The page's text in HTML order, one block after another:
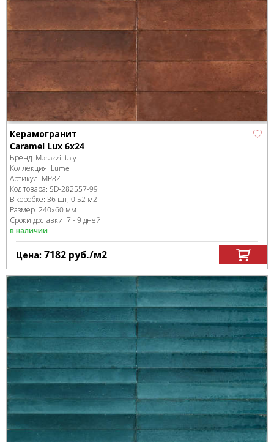
Керамогранит
Caramel Lux 6x24
Бренд: Marazzi Italy
Коллекция: Lume
Артикул: MP8Z
Код товара: SD-282557-99
В коробке: 36 шт, 0.52 м2
Размер: 240x60 мм
Сроки доставки: 7 - 9 дней
в наличии
Цена: 7182 руб./м2